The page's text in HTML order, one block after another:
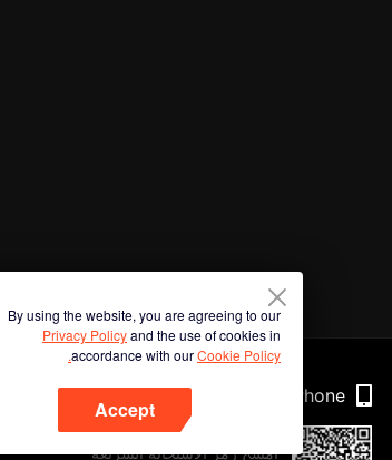
By using the website, you are agreeing to our
Privacy Policyand the use of cookies in
accordance with ourCookie Policy.
Accept
Phone
امسح رمز الاستجابة السريعة